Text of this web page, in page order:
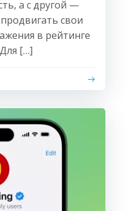
а с другой —
свои
в рейтинге
[…]